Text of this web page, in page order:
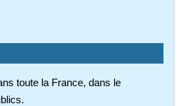
toute la France, dans le